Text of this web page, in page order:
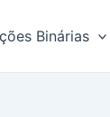
Binárias